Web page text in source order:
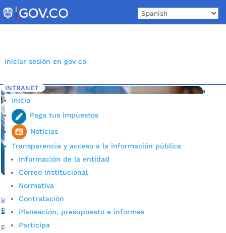
to
content
Iniciar sesión en gov co
INTRANET
Inicio
Paga tus impuestos
Noticias
Transparencia y acceso a la información pública
Información de la entidad
Correo institucional
Normativa
Contratación
Planeación, presupuesto e informes
Participa
Inicio 5 Etiqueta: vacunación estudiantes Bucaramanga
¡Agéndese! Así se realizan las jornadas de vacunación en
Bucaramanga
por Edgar Augusto Sánchez